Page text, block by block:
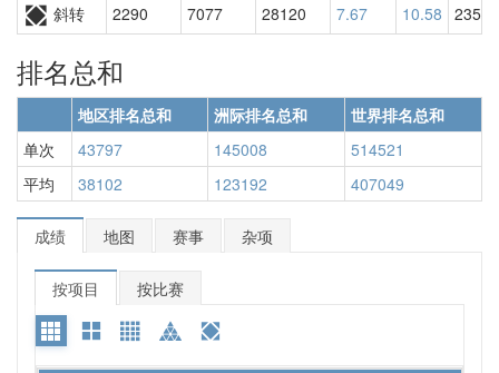
斜转
2290 7077 28120 7.67 10.58 23504
排名总和
地区排名总和 洲际排名总和
世界排名总和
单次
43797 145008
514521
平均
38102 123192 407049
成绩 地图 赛事 杂项
按项目 按比赛